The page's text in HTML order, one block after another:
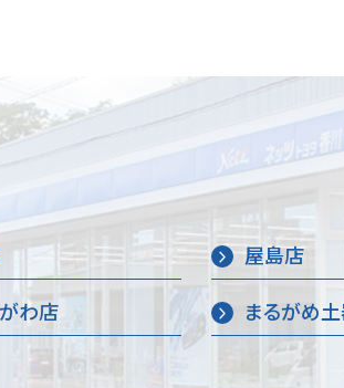
屋島店
わ店
まるがめ